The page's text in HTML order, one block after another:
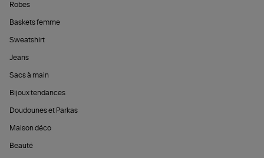
Robes
Baskets femme
Sweatshirt
Jeans
Sacs à main
Bijoux tendances
Doudounes et Parkas
Maison déco
Beauté